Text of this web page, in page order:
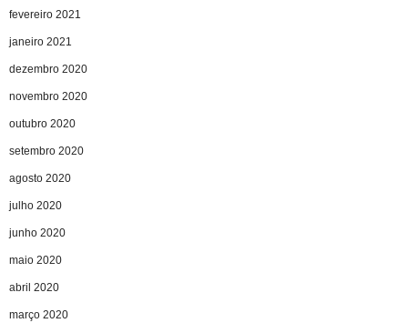
fevereiro 2021
janeiro 2021
dezembro 2020
novembro 2020
outubro 2020
setembro 2020
agosto 2020
julho 2020
junho 2020
maio 2020
abril 2020
março 2020